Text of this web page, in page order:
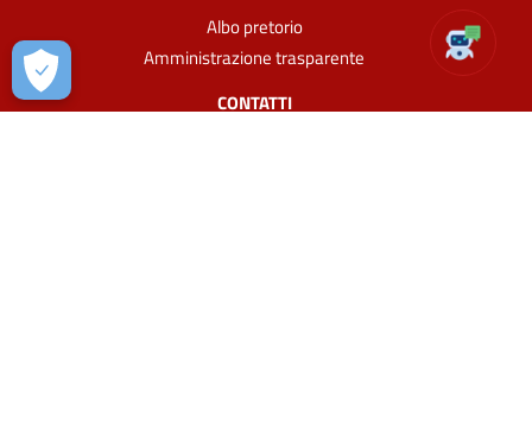
Albo pretorio
Amministrazione trasparente
CONTATTI